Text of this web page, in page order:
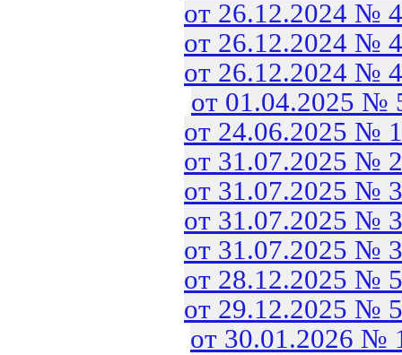
от 26.12.2024 №
от 26.12.2024 №
от 26.12.2024 №
от 01.04.2025 №
от 24.06.2025 №
от 31.07.2025 №
от 31.07.2025 №
от 31.07.2025 №
от 31.07.2025 №
от 28.12.2025 №
от 29.12.2025 №
от 30.01.2026 №